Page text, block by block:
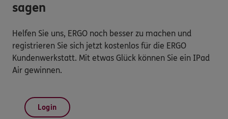
sagen
Helfen Sie uns, ERGO noch besser zu machen und
registrieren Sie sich jetzt kostenlos für die ERGO
Kundenwerkstatt. Mit etwas Glück können Sie ein IPad
Air gewinnen.
Login